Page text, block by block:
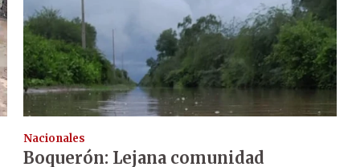
Nacionales
Boquerón: Lejana comunidad